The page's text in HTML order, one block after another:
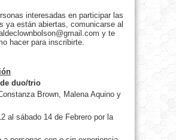
interesadas en participar las
ya están abiertas, comunicarse al
y te
hacer para inscribirte.
duo/trio
Brown, Malena Aquino y
al sábado 14 de Febrero por la